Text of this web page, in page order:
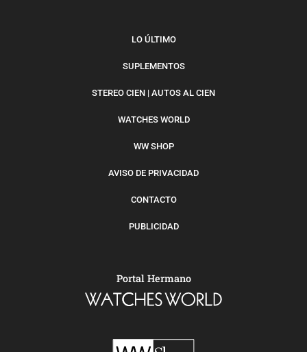
LO ÚLTIMO
SUPLEMENTOS
STEREO CIEN | AUTOS AL CIEN
WATCHES WORLD
WW SHOP
AVISO DE PRIVACIDAD
CONTACTO
PUBLICIDAD
Portal Hermano